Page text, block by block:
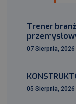
Trener
07 Sierpnia, 2026
05 Sierpnia, 2026